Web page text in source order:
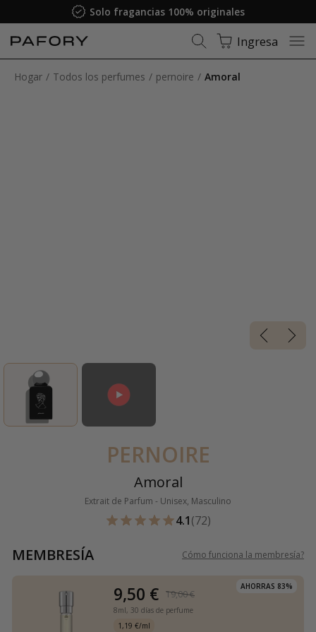
Solo fragancias 100% originales
Ingresa
Hogar Todos los perfumes pernoire Amoral
PERNOIRE
Amoral
Extrait de Parfum - Unisex, Masculino
4.1(72)
MEMBRESÍA Cómo funciona la membresía?
AHORRAS 83%
9,50 € 19,00 €
8ml, 30 días de perfume
1,19 €/ml